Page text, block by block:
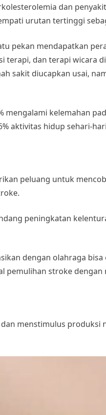
dan
urutan tertinggi
pekan mendapatkan
dan terapi wicara
sakit diucapkan usai,
mengalami kelemahan
aktivitas hidup sehari-
peluang untuk
peningkatan
dengan olahraga
stroke
menstimulus